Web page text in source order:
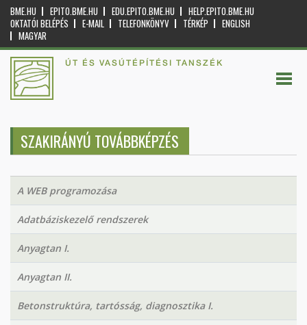
BME.HU EPITO.BME.HU EDU.EPITO.BME.HU
HELP.EPITO.BME.HU
OKTATÓI BELÉPÉS
E-MAIL TELEFONKÖNYV TÉRKÉP
ENGLISH
MAGYAR
ÚT ÉS VASÚTÉPÍTÉSI TANSZÉK
SZAKIRÁNYÚ TOVÁBBKÉPZÉS
A WEB programozása
Adatbáziskezelő rendszerek
Anyagtan I.
Anyagtan II.
Betonstruktúra, tartósság, diagnosztika I.